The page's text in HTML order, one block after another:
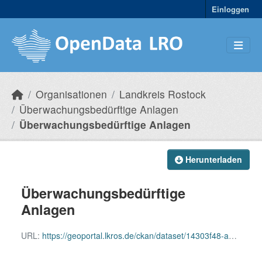
Einloggen
Organisationen
Landkreis Rostock
Überwachungsbedürftige Anlagen
Überwachungsbedürftige Anlagen
Herunterladen
Überwachungsbedürftige
Anlagen
URL: https://geoportal.lkros.de/ckan/dataset/14303f48-a2c0-4b7a-b5f0-cce48d2f5d2c/resource/48a92884-db76-4ec2-8501-4306e1fc9b06/download/ueberwachungsbeduerftige_anlagen.gml